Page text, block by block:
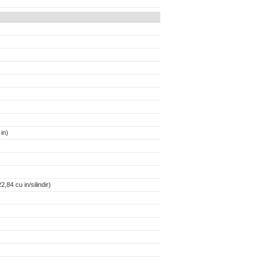
cu in/silindir)